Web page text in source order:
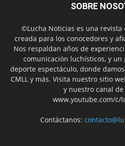
SOBRE
©Lucha Noticias es una revista
creada para los conocedores y
Nos respaldan años de
comunicación luchísticos, y
deporte espectáculo, donde damos
CMLL y más. Visita nuestro sitio
y nuestro canal de
www.youtube.com/c/
Contáctanos: